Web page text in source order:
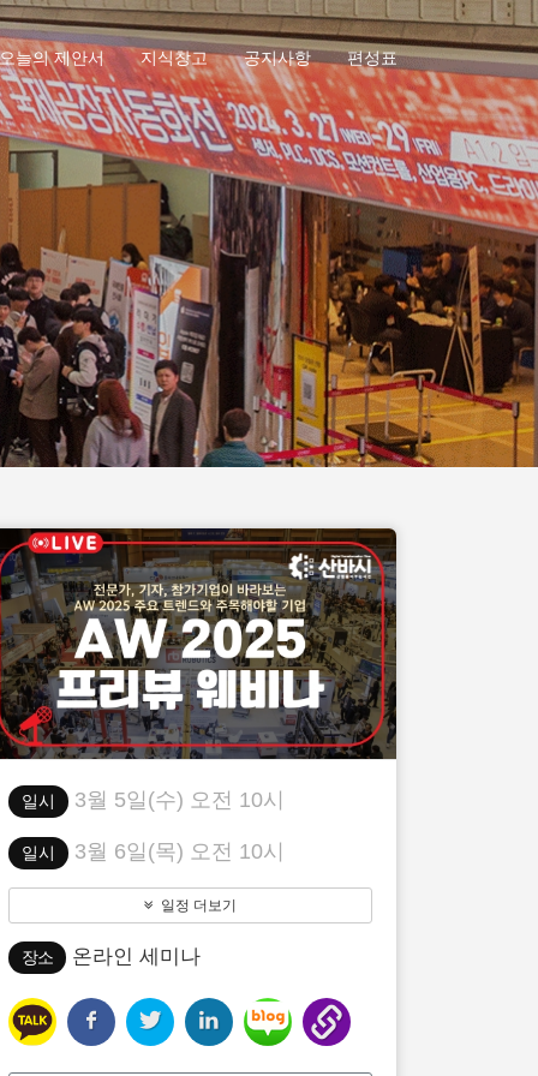
오늘의 제안서 지식창고 공지사항 편성표
일시 3월 5일(수) 오전 10시
일시 3월 6일(목) 오전 10시
일정 더보기
장소 온라인 세미나